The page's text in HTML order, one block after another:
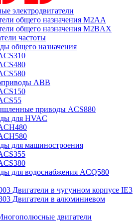
электродвигатели
общего назначения M2AA
общего назначения M2BAX
частоты
общего назначения
ABB
приводы ACS880
для HVAC
для машиностроения
для водоснабжения ACQ580
Двигатели в чугунном корпусе IE3
Двигатели в алюминиевом
двигатели